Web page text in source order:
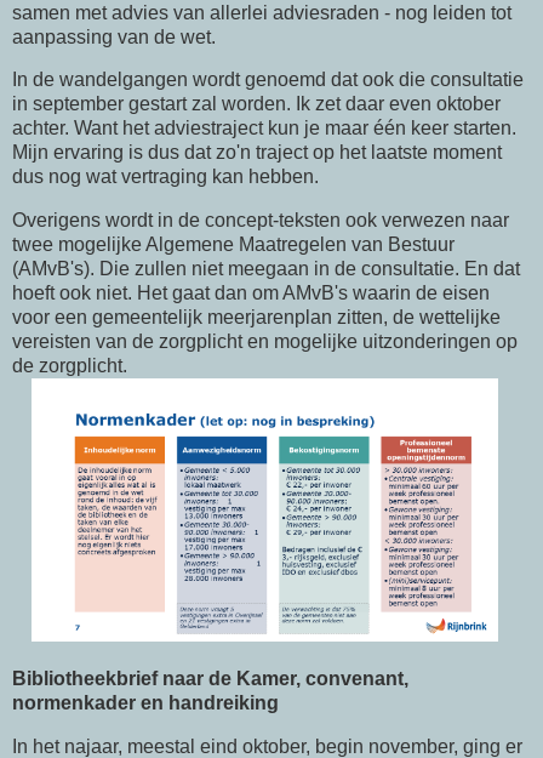
samen met advies van allerlei adviesraden - nog leiden tot
aanpassing van de wet.
In de wandelgangen wordt genoemd dat ook die consultatie
in september gestart zal worden. Ik zet daar even oktober
achter. Want het adviestraject kun je maar één keer starten.
Mijn ervaring is dus dat zo'n traject op het laatste moment
dus nog wat vertraging kan hebben.
Overigens wordt in de concept-teksten ook verwezen naar
twee mogelijke Algemene Maatregelen van Bestuur
(AMvB's). Die zullen niet meegaan in de consultatie. En dat
hoeft ook niet. Het gaat dan om AMvB's waarin de eisen
voor een gemeentelijk meerjarenplan zitten, de wettelijke
vereisten van de zorgplicht en mogelijke uitzonderingen op
de zorgplicht.
Bibliotheekbrief naar de Kamer, convenant,
normenkader en handreiking
In het najaar, meestal eind oktober, begin november, ging er